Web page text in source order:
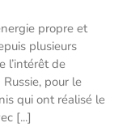
d’une
propre et
plusieurs
l’intérêt de
pour le
qui ont réalisé le
[...]